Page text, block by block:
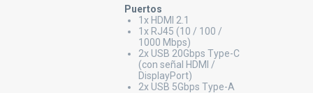
Puertos
1x HDMI 2.1
1x RJ45 (10 / 100 /
1000 Mbps)
2x USB 20Gbps Type-C
(con señal HDMI /
DisplayPort)
2x USB 5Gbps Type-A